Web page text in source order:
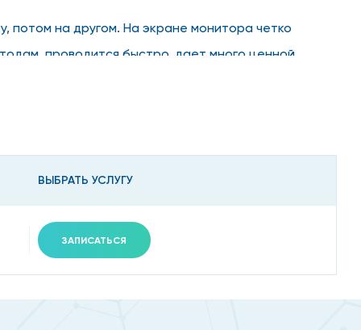
потом на другом. На экране монитора четко
проводится быстро, дает много ценной
и ниже, чем по городу.
что сказывается на состоянии пациента.
ВЫБРАТЬ УСЛУГУ
ЗАПИСАТЬСЯ